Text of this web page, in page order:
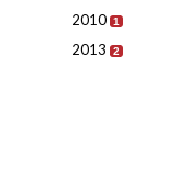
2010 1
2013 2